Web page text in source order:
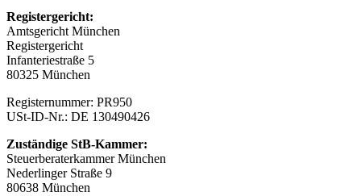
Registergericht:
Amtsgericht München
Registergericht
Infanteriestraße 5
80325 München
Registernummer: PR950
USt-ID-Nr.: DE 130490426
Zuständige StB-Kammer:
Steuerberaterkammer München
Nederlinger Straße 9
80638 München